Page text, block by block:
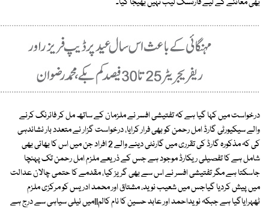
درخواست میں کہا گیا ہے کہ تفتیشی افسر نے ملزمان کے ساتھ مل کر فائرنگ کرنے
والے سیکیورٹی گارڈ امل رحمن کو بھی فرار کرایا، درخواست گزار نے متعدد بار نشاندہی
کی کہ مذکورہ گارڈ کی تقرری میں گارنٹی دینے والے 2 افراد جن میں اس کا بھائی بھی
شامل ہے کا تفصیلی ریکارڈ موجود ہے جس کے ذریعے ملزم امل رحمن تک پہنچا
جاسکتا ہے مگر تفتیشی افسر نے اس سے بھی گریز کیا، مقدمے کا حتمی چالان عدالت
میں پیش کردیا گیاجس میں شعیب نوید، مشتاق اور محمد ادریس کو مرکزی ملزم
ٹھہرایاگیا ہے جبکہ نویداحمد اور عابد حسین کا نام کالمIIمیں نیلی سیاہی سے درج ہے